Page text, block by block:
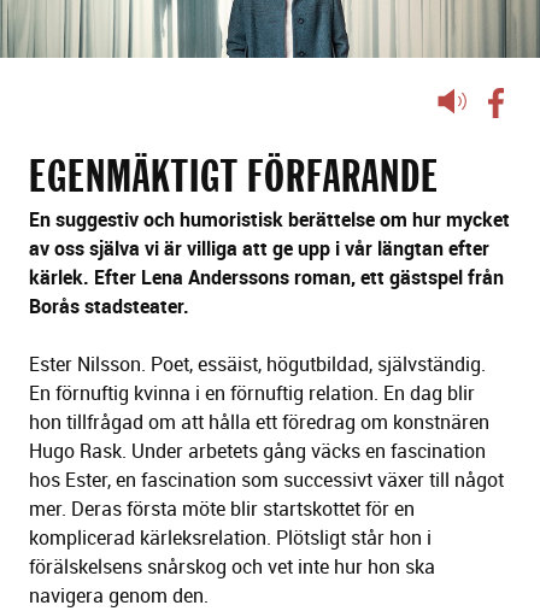
Lyssna
EGENMÄKTIGT FÖRFARANDE
En suggestiv och humoristisk berättelse om hur mycket
av oss själva vi är villiga att ge upp i vår längtan efter
kärlek. Efter Lena Anderssons roman, ett gästspel från
Borås stadsteater.
Ester Nilsson. Poet, essäist, högutbildad, självständig.
En förnuftig kvinna i en förnuftig relation. En dag blir
hon tillfrågad om att hålla ett föredrag om konstnären
Hugo Rask. Under arbetets gång väcks en fascination
hos Ester, en fascination som successivt växer till något
mer. Deras första möte blir startskottet för en
komplicerad kärleksrelation. Plötsligt står hon i
förälskelsens snårskog och vet inte hur hon ska
navigera genom den.